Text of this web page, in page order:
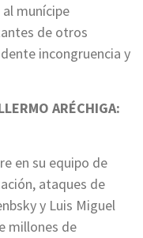
munícipe
de otros
incongruencia y
ARÉCHIGA:
en su equipo de
ataques de
y Luis Miguel
millones de